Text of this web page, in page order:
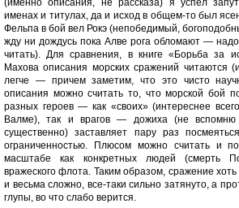
именах и титулах, да и исход в общем-то был
Фельпа в бой вел Рокэ (непобедимый,
жду ни дождусь пока Алве рога обломают —
читать). Для сравнения, в книге «Борьба за
Махова описания морских сражений читаются
легче — причем заметим, что это чисто
описания можно считать то, что морской бой
разных героев — как «своих» (интереснее
Валме), так и врагов — дожиха (не
существенно) заставляет пару раз
ограниченностью. Плюсом можно считать и
масштабе как конкретных людей (смерть
вражеского флота. Таким образом, сражение
и весьма сложно, все-таки сильно затянуто, а
глупы, во что слабо верится.